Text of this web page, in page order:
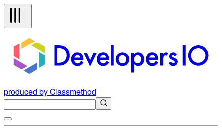
produced by Classmethod